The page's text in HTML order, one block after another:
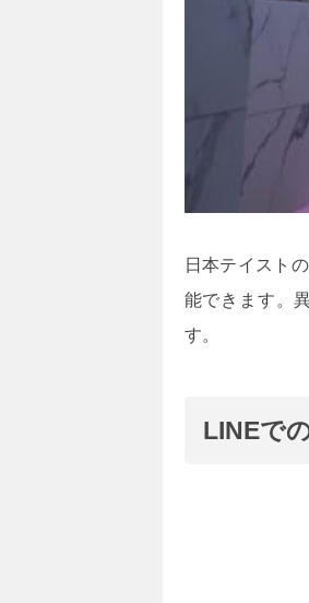
日本テイスト
能できます。
す。
LINEで